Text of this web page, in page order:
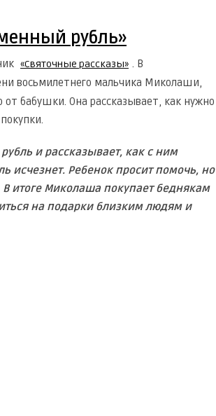
рубль»
«Святочные рассказы» . В
восьмилетнего мальчика Миколаши,
бабушки. Она рассказывает, как нужно
и рассказывает, как с ним
исчезнет. Ребенок просит помочь, но
итоге Миколаша покупает беднякам
на подарки близким людям и